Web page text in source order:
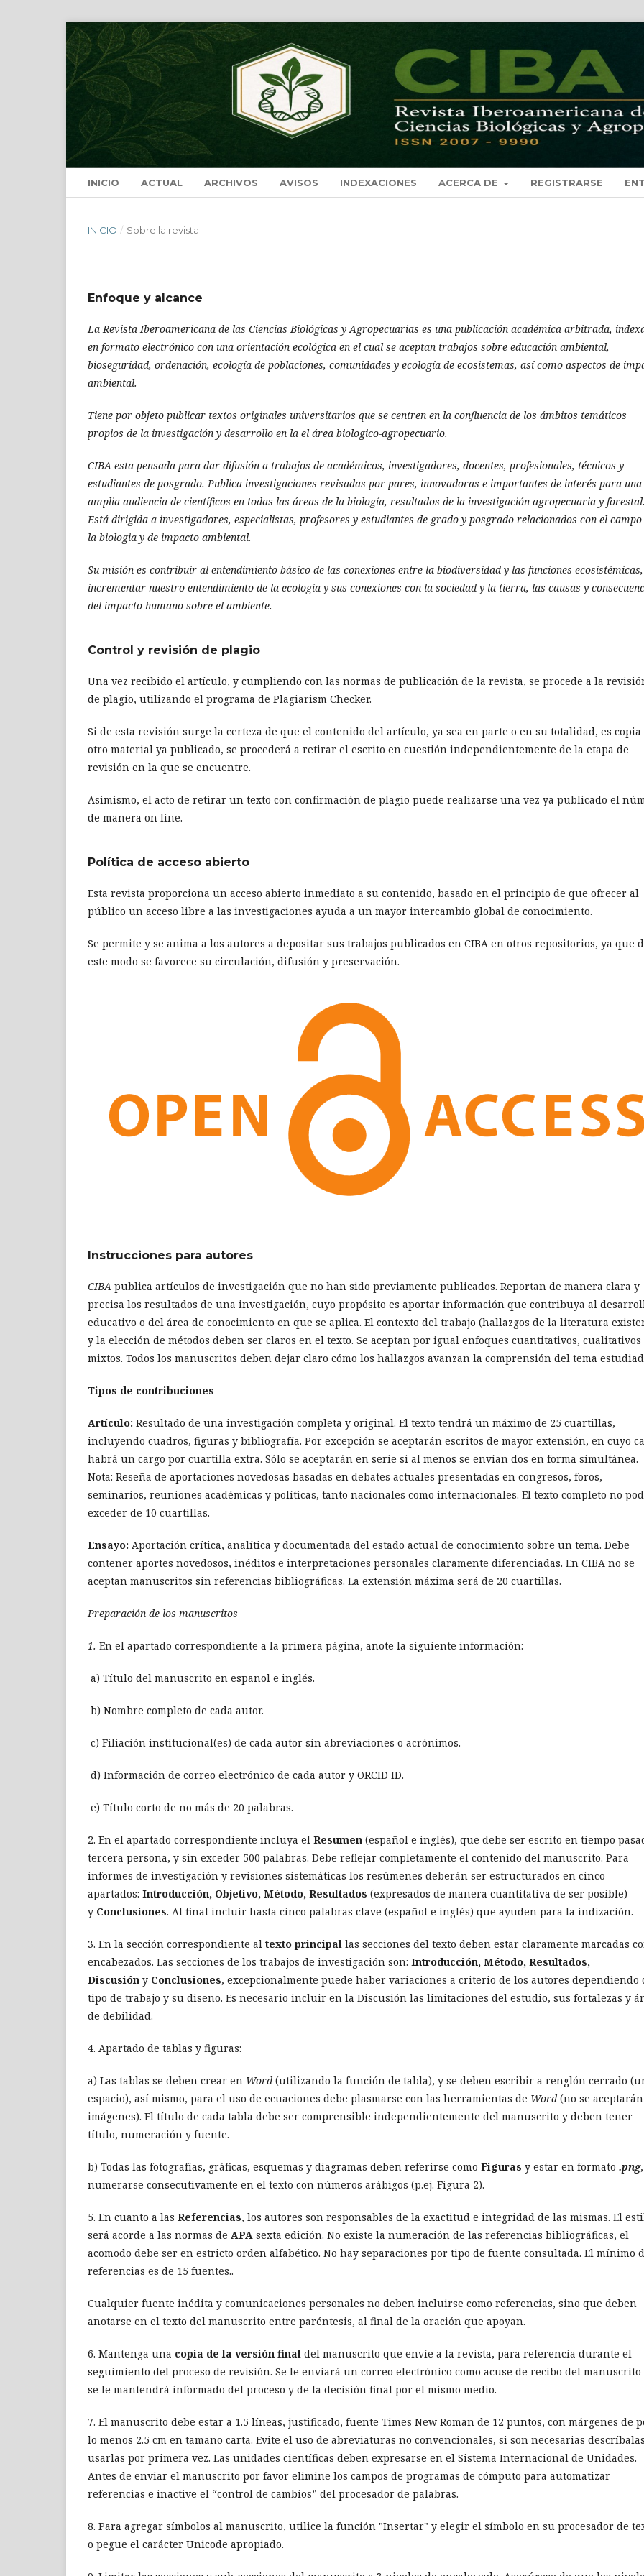
INICIO ACTUAL ARCHIVOS AVISOS INDEXACIONES ACERCA DE REGISTRARSE
INICIO / Sobre la revista
Enfoque y alcance
La Revista Iberoamericana de las Ciencias Biológicas y Agropecuarias es una publicación académica arbitrada,
en formato electrónico con una orientación ecológica en el cual se aceptan trabajos sobre educación ambiental,
bioseguridad, ordenación, ecología de poblaciones, comunidades y ecologí­a de ecosistemas, así­ como aspectos de
ambiental.
Tiene por objeto publicar textos originales universitarios que se centren en la confluencia de los ámbitos temáticos
propios de la investigación y desarrollo en la el área biologico-agropecuario.
CIBA esta pensada para dar difusión a trabajos de académicos, investigadores, docentes, profesionales, técnicos y
estudiantes de posgrado. Publica investigaciones revisadas por pares, innovadoras e importantes de interés para una
amplia audiencia de científicos en todas las áreas de la biología, resultados de la investigación agropecuaria y
Está dirigida a investigadores, especialistas, profesores y estudiantes de grado y posgrado relacionados con el campo
la biologia y de impacto ambiental.
Su misión es contribuir al entendimiento básico de las conexiones entre la biodiversidad y las funciones ecosistémicas,
incrementar nuestro entendimiento de la ecologí­a y sus conexiones con la sociedad y la tierra, las causas y
del impacto humano sobre el ambiente.
Control y revisión de plagio
Una vez recibido el artículo, y cumpliendo con las normas de publicación de la revista, se procede a la
de plagio, utilizando el programa de Plagiarism Checker.
Si de esta revisión surge la certeza de que el contenido del artículo, ya sea en parte o en su totalidad, es copia
otro material ya publicado, se procederá a retirar el escrito en cuestión independientemente de la etapa de
revisión en la que se encuentre.
Asimismo, el acto de retirar un texto con confirmación de plagio puede realizarse una vez ya publicado el
de manera on line.
Política de acceso abierto
Esta revista proporciona un acceso abierto inmediato a su contenido, basado en el principio de que ofrecer al
público un acceso libre a las investigaciones ayuda a un mayor intercambio global de conocimiento.
Se permite y se anima a los autores a depositar sus trabajos publicados en CIBA en otros repositorios, ya que
este modo se favorece su circulación, difusión y preservación.
Instrucciones para autores
CIBA publica artículos de investigación que no han sido previamente publicados. Reportan de manera clara y
precisa los resultados de una investigación, cuyo propósito es aportar información que contribuya al
educativo o del área de conocimiento en que se aplica. El contexto del trabajo (hallazgos de la literatura
y la elección de métodos deben ser claros en el texto. Se aceptan por igual enfoques cuantitativos, cualitativos
mixtos. Todos los manuscritos deben dejar claro cómo los hallazgos avanzan la comprensión del tema
Tipos de contribuciones
Artículo: Resultado de una investigación completa y original. El texto tendrá un máximo de 25 cuartillas,
incluyendo cuadros, figuras y bibliografía. Por excepción se aceptarán escritos de mayor extensión, en cuyo
habrá un cargo por cuartilla extra. Sólo se aceptarán en serie si al menos se envían dos en forma simultánea.
Nota: Reseña de aportaciones novedosas basadas en debates actuales presentadas en congresos, foros,
seminarios, reuniones académicas y políticas, tanto nacionales como internacionales. El texto completo no
exceder de 10 cuartillas.
Ensayo: Aportación crítica, analítica y documentada del estado actual de conocimiento sobre un tema. Debe
contener aportes novedosos, inéditos e interpretaciones personales claramente diferenciadas. En CIBA no se
aceptan manuscritos sin referencias bibliográficas. La extensión máxima será de 20 cuartillas.
Preparación de los manuscritos
1. En el apartado correspondiente a la primera página, anote la siguiente información:
a) Título del manuscrito en español e inglés.
b) Nombre completo de cada autor.
c) Filiación institucional(es) de cada autor sin abreviaciones o acrónimos.
d) Información de correo electrónico de cada autor y ORCID ID.
e) Título corto de no más de 20 palabras.
2. En el apartado correspondiente incluya el Resumen (español e inglés), que debe ser escrito en tiempo
tercera persona, y sin exceder 500 palabras. Debe reflejar completamente el contenido del manuscrito. Para
informes de investigación y revisiones sistemáticas los resúmenes deberán ser estructurados en cinco
apartados: Introducción, Objetivo, Método, Resultados (expresados de manera cuantitativa de ser posible)
y Conclusiones. Al final incluir hasta cinco palabras clave (español e inglés) que ayuden para la indización.
3. En la sección correspondiente al texto principal las secciones del texto deben estar claramente marcadas
encabezados. Las secciones de los trabajos de investigación son: Introducción, Método, Resultados,
Discusión y Conclusiones, excepcionalmente puede haber variaciones a criterio de los autores dependiendo
tipo de trabajo y su diseño. Es necesario incluir en la Discusión las limitaciones del estudio, sus fortalezas y
de debilidad.
4. Apartado de tablas y figuras:
a) Las tablas se deben crear en Word (utilizando la función de tabla), y se deben escribir a renglón cerrado
espacio), así mismo, para el uso de ecuaciones debe plasmarse con las herramientas de Word (no se aceptarán
imágenes). El título de cada tabla debe ser comprensible independientemente del manuscrito y deben tener
título, numeración y fuente.
b) Todas las fotografías, gráficas, esquemas y diagramas deben referirse como Figuras y estar en formato .png
numerarse consecutivamente en el texto con números arábigos (p.ej. Figura 2).
5. En cuanto a las Referencias, los autores son responsables de la exactitud e integridad de las mismas. El
será acorde a las normas de APA sexta edición. No existe la numeración de las referencias bibliográficas, el
acomodo debe ser en estricto orden alfabético. No hay separaciones por tipo de fuente consultada. El mínimo
referencias es de 15 fuentes..
Cualquier fuente inédita y comunicaciones personales no deben incluirse como referencias, sino que deben
anotarse en el texto del manuscrito entre paréntesis, al final de la oración que apoyan.
6. Mantenga una copia de la versión final del manuscrito que envíe a la revista, para referencia durante el
seguimiento del proceso de revisión. Se le enviará un correo electrónico como acuse de recibo del manuscrito
se le mantendrá informado del proceso y de la decisión final por el mismo medio.
7. El manuscrito debe estar a 1.5 líneas, justificado, fuente Times New Roman de 12 puntos, con márgenes de
lo menos 2.5 cm en tamaño carta. Evite el uso de abreviaturas no convencionales, si son necesarias
usarlas por primera vez. Las unidades científicas deben expresarse en el Sistema Internacional de Unidades.
Antes de enviar el manuscrito por favor elimine los campos de programas de cómputo para automatizar
referencias e inactive el “control de cambios” del procesador de palabras.
8. Para agregar símbolos al manuscrito, utilice la función "Insertar" y elegir el símbolo en su procesador de
o pegue el carácter Unicode apropiado.